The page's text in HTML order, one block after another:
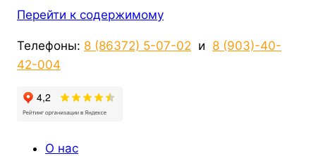
Перейти к содержимому
Телефоны: 8 (86372) 5-07-02 и 8 (903)-40-
42-004
О нас